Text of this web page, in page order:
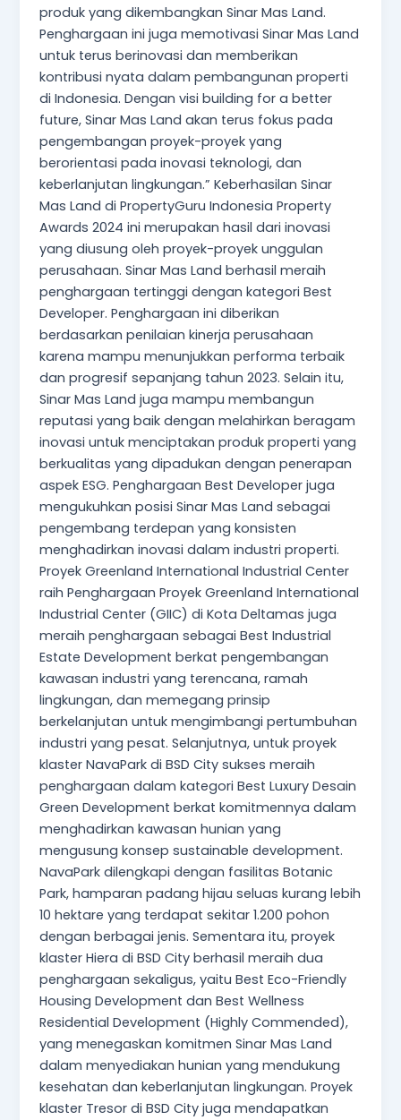
produk yang dikembangkan Sinar Mas Land.
Penghargaan ini juga memotivasi Sinar Mas Land
untuk terus berinovasi dan memberikan
kontribusi nyata dalam pembangunan properti
di Indonesia. Dengan visi building for a better
future, Sinar Mas Land akan terus fokus pada
pengembangan proyek-proyek yang
berorientasi pada inovasi teknologi, dan
keberlanjutan lingkungan.” Keberhasilan Sinar
Mas Land di PropertyGuru Indonesia Property
Awards 2024 ini merupakan hasil dari inovasi
yang diusung oleh proyek-proyek unggulan
perusahaan. Sinar Mas Land berhasil meraih
penghargaan tertinggi dengan kategori Best
Developer. Penghargaan ini diberikan
berdasarkan penilaian kinerja perusahaan
karena mampu menunjukkan performa terbaik
dan progresif sepanjang tahun 2023. Selain itu,
Sinar Mas Land juga mampu membangun
reputasi yang baik dengan melahirkan beragam
inovasi untuk menciptakan produk properti yang
berkualitas yang dipadukan dengan penerapan
aspek ESG. Penghargaan Best Developer juga
mengukuhkan posisi Sinar Mas Land sebagai
pengembang terdepan yang konsisten
menghadirkan inovasi dalam industri properti.
Proyek Greenland International Industrial Center
raih Penghargaan Proyek Greenland International
Industrial Center (GIIC) di Kota Deltamas juga
meraih penghargaan sebagai Best Industrial
Estate Development berkat pengembangan
kawasan industri yang terencana, ramah
lingkungan, dan memegang prinsip
berkelanjutan untuk mengimbangi pertumbuhan
industri yang pesat. Selanjutnya, untuk proyek
klaster NavaPark di BSD City sukses meraih
penghargaan dalam kategori Best Luxury Desain
Green Development berkat komitmennya dalam
menghadirkan kawasan hunian yang
mengusung konsep sustainable development.
NavaPark dilengkapi dengan fasilitas Botanic
Park, hamparan padang hijau seluas kurang lebih
10 hektare yang terdapat sekitar 1.200 pohon
dengan berbagai jenis. Sementara itu, proyek
klaster Hiera di BSD City berhasil meraih dua
penghargaan sekaligus, yaitu Best Eco-Friendly
Housing Development dan Best Wellness
Residential Development (Highly Commended),
yang menegaskan komitmen Sinar Mas Land
dalam menyediakan hunian yang mendukung
kesehatan dan keberlanjutan lingkungan. Proyek
klaster Tresor di BSD City juga mendapatkan